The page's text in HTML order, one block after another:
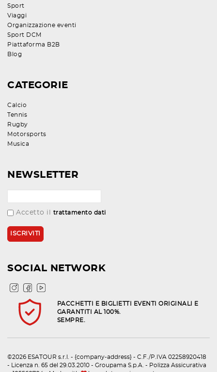
Sport
Viaggi
Organizzazione eventi
Sport DCM
Piattaforma B2B
Blog
CATEGORIE
Calcio
Tennis
Rugby
Motorsports
Musica
NEWSLETTER
Accetto il trattamento dati
SOCIAL NETWORK
PACCHETTI E BIGLIETTI EVENTI ORIGINALI E
GARANTITI AL 100%.
SEMPRE.
©2026 ESATOUR s.r.l. - {company-address} - C.F./P.IVA 02258920418
- Licenza n. 65 del 29.03.2010 - Groupama S.p.A. - Polizza Assicurativa